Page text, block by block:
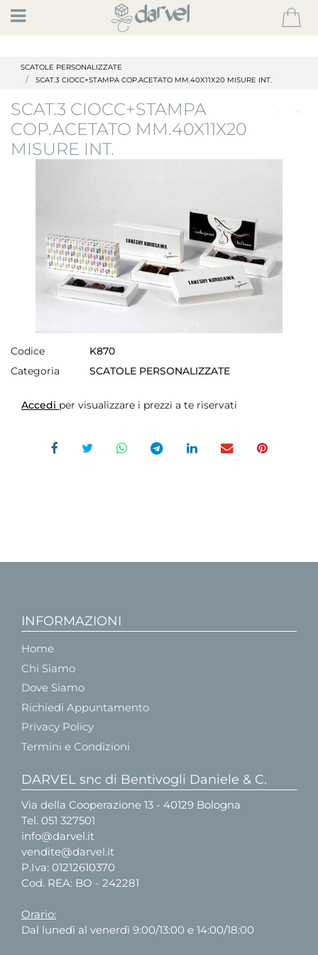
Open
SCATOLE PERSONALIZZATE
SCAT.3 CIOCC+STAMPA COP.ACETATO MM.40X11X20 MISURE INT.
SCAT.3 CIOCC+STAMPA
COP.ACETATO MM.40X11X20
MISURE INT.
Codice
K870
Categoria
SCATOLE PERSONALIZZATE
Accedi per visualizzare i prezzi a te riservati
INFORMAZIONI
Home
Chi Siamo
Dove Siamo
Richiedi Appuntamento
Privacy Policy
Termini e Condizioni
DARVEL snc di Bentivogli Daniele & C.
Via della Cooperazione 13 - 40129 Bologna
Tel. 051 327501
info@darvel.it
vendite@darvel.it
P.Iva: 01212610370
Cod. REA: BO - 242281
Orario:
Dal lunedì al venerdì 9:00/13:00 e 14:00/18:00